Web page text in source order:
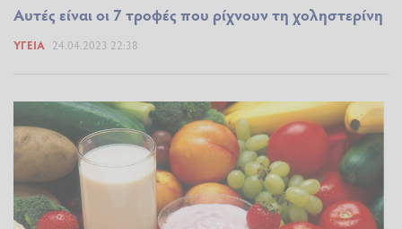
Αυτές είναι οι 7 τροφές που ρίχνουν τη χοληστερίνη
ΥΓΕΊΑ 24.04.2023 22:38